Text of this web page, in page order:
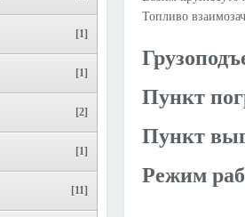
[1]
[1]
[2]
[1]
[11]
Топливо
Пункт
Пункт
Режим